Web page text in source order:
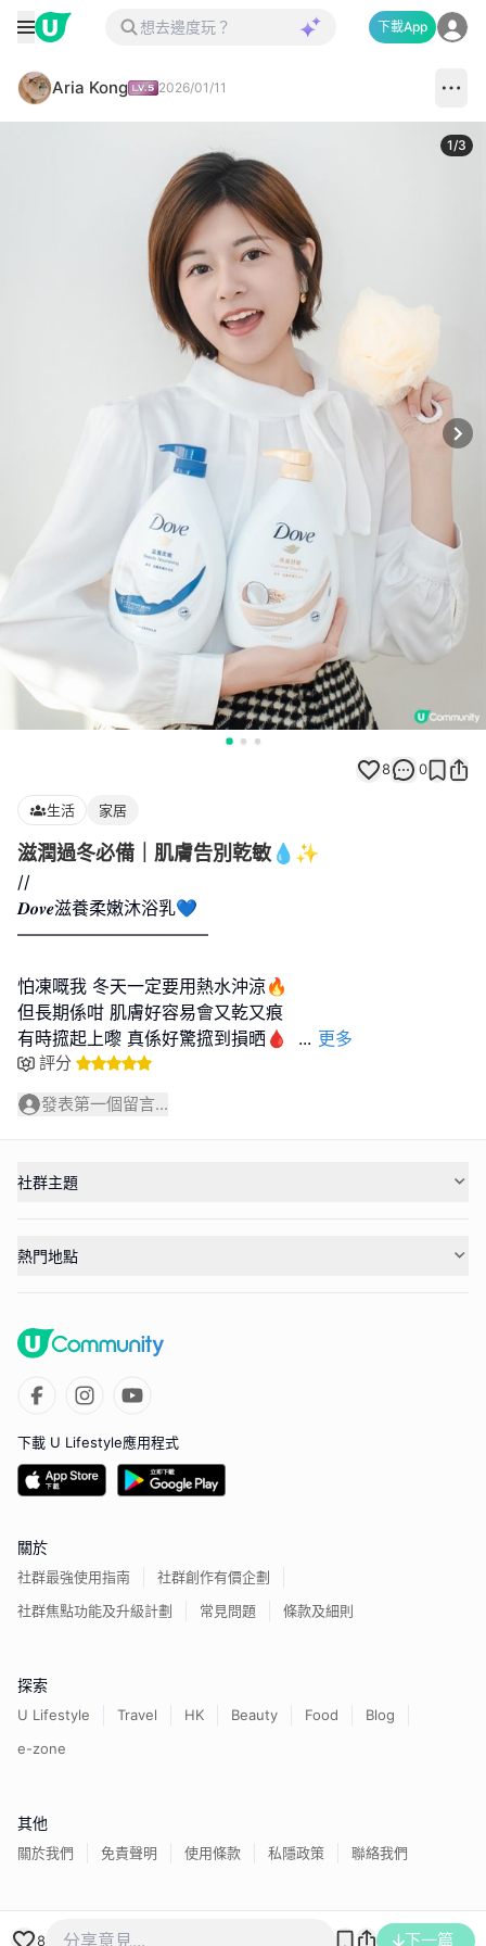
下載App
Aria Kong 2026/01/11
1/3
8 0
生活 家居
滋潤過冬必備｜肌膚告別乾敏💧✨
//
𝑫𝒐𝒗𝒆滋養柔嫩沐浴乳💙
———————————
怕凍嘅我 冬天一定要用熱水沖涼🔥
但長期係咁 肌膚好容易會又乾又痕
有時搲起上嚟 真係好驚搲到損晒🩸 ... 更多
評分
發表第一個留言...
8 下一篇
社群主題
熱門地點
下載 U Lifestyle應用程式
關於
社群最強使用指南
社群創作有價企劃
社群焦點功能及升級計劃
常見問題 條款及細則
探索
U Lifestyle Travel HK Beauty Food
Blog
e-zone
其他
關於我們 免責聲明 使用條款 私隱政策 聯絡我們
香港經濟日報版權所有©